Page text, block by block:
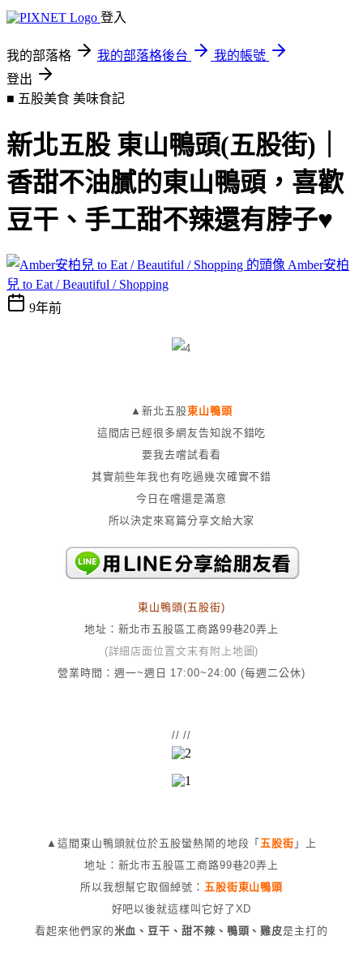
登入
我的部落格 我的部落格後台
我的帳號
登出
■ 五股美食 美味食記
新北五股 東山鴨頭(五股街)｜
香甜不油膩的東山鴨頭，喜歡
豆干、手工甜不辣還有脖子♥
Amber安柏
兒 to Eat / Beautiful / Shopping
9年前
▲新北五股東山鴨頭
這間店已經很多網友告知說不錯吃
要我去嚐試看看
其實前些年我也有吃過幾次確實不錯
今日在嚐還是滿意
所以決定來寫篇分享文給大家
東山鴨頭(五股街)
地址：新北市五股區工商路99巷20弄上
(詳細店面位置文末有附上地圖)
營業時間：週一~週日 17:00~24:00 (每週二公休)
// //
▲這間東山鴨頭就位於五股蠻熱鬧的地段「 五股街 」上
地址： 新北市五股區工商路99巷20弄上
所以我想幫它取個綽號： 五股街東山鴨頭
好吧以後就這樣叫它好了XD
看起來他們家的米血、豆干、甜不辣、鴨頭、雞皮是主打的